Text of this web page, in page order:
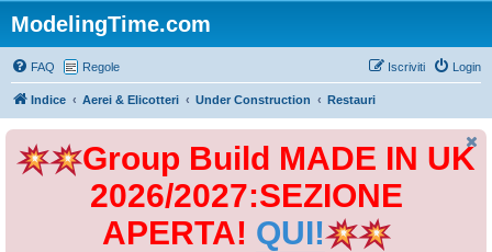
ModelingTime.com
FAQ Regole Login
Iscriviti
Indice Aerei & Elicotteri Under Construction Restauri
Group Build MADE IN UK
2026/2027:SEZIONE
APERTA! QUI!